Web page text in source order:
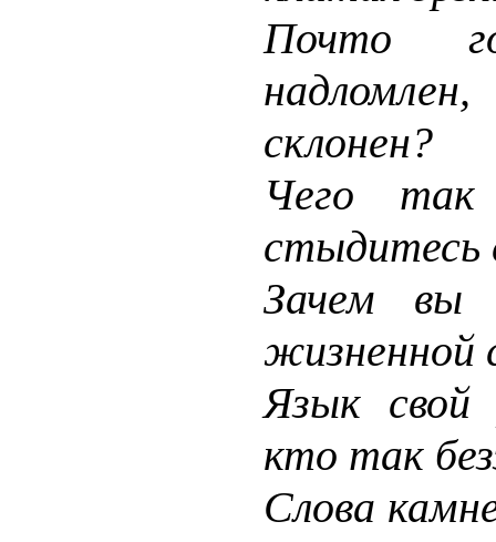
Почто
склонен?
Чего так
стыдитесь
Зачем вы
жизненной
Язык свой
кто так
Слова